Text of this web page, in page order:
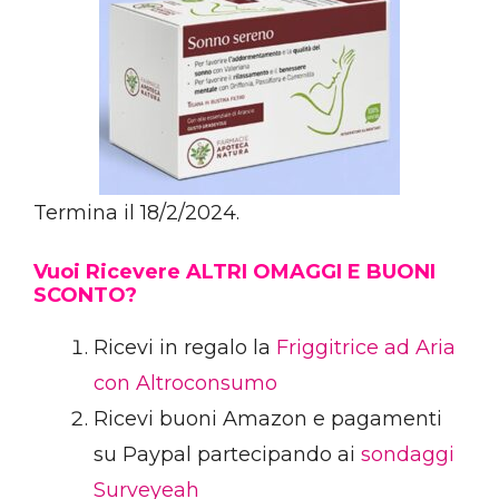
Termina il 18/2/2024.
Vuoi Ricevere ALTRI OMAGGI E BUONI
SCONTO?
Ricevi in regalo la Friggitrice ad Aria
con Altroconsumo
Ricevi buoni Amazon e pagamenti
su Paypal partecipando ai sondaggi
Surveyeah